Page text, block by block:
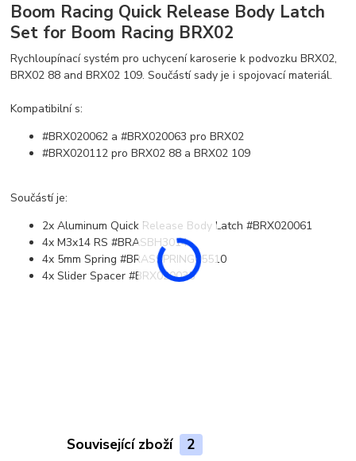
Boom Racing Quick Release Body Latch
Set for Boom Racing BRX02
Rychloupínací systém pro uchycení karoserie k podvozku BRX02,
BRX02 88 and BRX02 109. Součástí sady je i spojovací materiál.
Kompatibilní s:
#BRX020062 a #BRX020063 pro BRX02
#BRX020112 pro BRX02 88 a BRX02 109
Součástí je:
2x Aluminum Quick Release Body Latch #BRX020061
4x M3x14 RS #BRASBH3014
4x 5mm Spring #BRASSPRING05510
4x Slider Spacer #BRX020035
Související zboží 2